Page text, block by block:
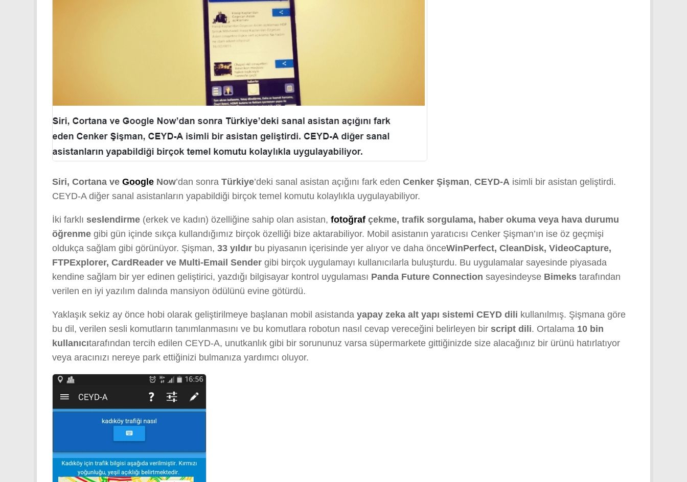
Siri, Cortana ve Google Now’dan sonra Türkiye’deki sanal asistan açığını fark eden Cenker Şişman, CEYD-A isimli bir asistan geliştirdi.
CEYD-A diğer sanal asistanların yapabildiği birçok temel komutu kolaylıkla uygulayabiliyor.
İki farklı seslendirme (erkek ve kadın) özelliğine sahip olan asistan, fotoğraf çekme, trafik sorgulama, haber okuma veya hava durumu
öğrenme gibi gün içinde sıkça kullandığımız birçok özelliği bize aktarabiliyor. Mobil asistanın yaratıcısı Cenker Şişman’ın ise öz geçmişi
oldukça sağlam gibi görünüyor. Şişman, 33 yıldır bu piyasanın içerisinde yer alıyor ve daha önceWinPerfect, CleanDisk, VideoCapture,
FTPExplorer, CardReader ve Multi-Email Sender gibi birçok uygulamayı kullanıcılarla buluşturdu. Bu uygulamalar sayesinde piyasada
kendine sağlam bir yer edinen geliştirici, yazdığı bilgisayar kontrol uygulaması Panda Future Connection sayesindeyse Bimeks tarafından
verilen en iyi yazılım dalında mansiyon ödülünü evine götürdü.
Yaklaşık sekiz ay önce hobi olarak geliştirilmeye başlanan mobil asistanda yapay zeka alt yapı sistemi CEYD dili kullanılmış. Şişmana göre
bu dil, verilen sesli komutların tanımlanmasını ve bu komutlara robotun nasıl cevap vereceğini belirleyen bir script dili. Ortalama 10 bin
kullanıcıtarafından tercih edilen CEYD-A, unutkanlık gibi bir sorununuz varsa süpermarkete gittiğinizde size alacağınız bir ürünü hatırlatıyor
veya aracınızı nereye park ettiğinizi bulmanıza yardımcı oluyor.